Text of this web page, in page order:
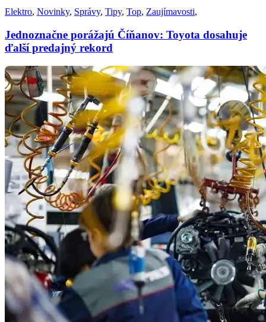
Elektro, Novinky, Správy, Tipy, Top, Zaujímavosti,
Jednoznačne porážajú Číňanov: Toyota dosahuje
ďalší predajný rekord